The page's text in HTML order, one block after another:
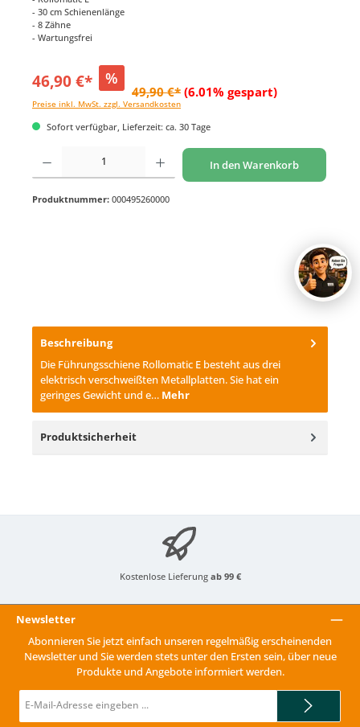
- 30 cm Schienenlänge
- 8 Zähne
- Wartungsfrei
46,90 €* %
49,90 €* (6.01% gespart)
Preise inkl. MwSt. zzgl. Versandkosten
Sofort verfügbar, Lieferzeit: ca. 30 Tage
Produkt Anzahl: Gib den gewünschten Wert ein oder benutze die Schaltflächen um
In den Warenkorb
Produktnummer: 000495260000
Beschreibung
Die Führungsschiene Rollomatic E besteht aus drei
elektrisch verschweißten Metallplatten. Sie hat ein
geringes Gewicht und e… Mehr
Produktsicherheit
Kostenlose Lieferung ab 99 €
Newsletter
Abonnieren Sie jetzt einfach unseren regelmäßig erscheinenden
Newsletter und Sie werden stets unter den Ersten sein, über neue
Produkte und Angebote informiert werden.
Mail-